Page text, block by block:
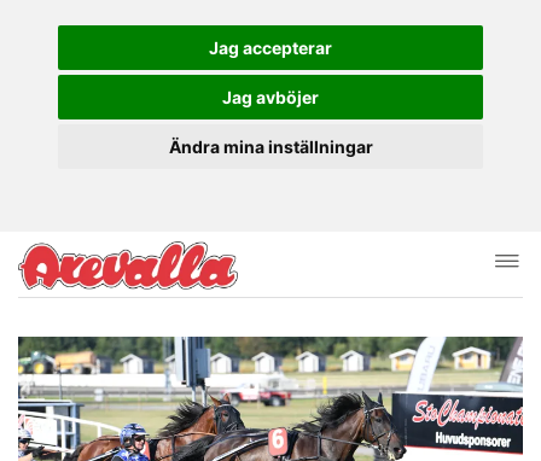
Jag accepterar
Jag avböjer
Ändra mina inställningar